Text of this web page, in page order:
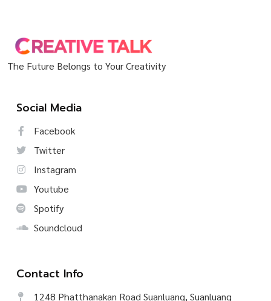
The Future Belongs to Your Creativity
Social Media
Facebook
Twitter
Instagram
Youtube
Spotify
Soundcloud
Contact Info
1248 Phatthanakan Road Suanluang, Suanluang